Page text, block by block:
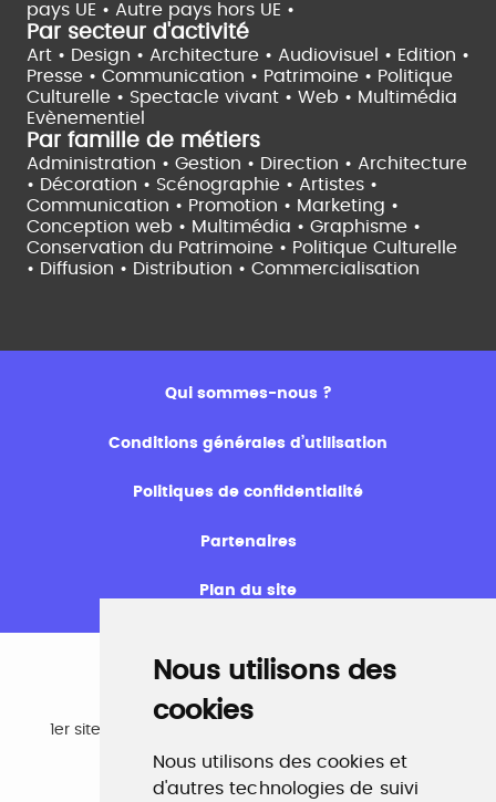
Nous utilisons des
cookies
Nous utilisons des cookies et
d'autres technologies de suivi
pays UE • Autre pays hors UE •
Par secteur d'activité
Art • Design • Architecture • Audiovisuel • Edition •
Presse • Communication • Patrimoine • Politique
Culturelle • Spectacle vivant • Web • Multimédia
Evènementiel
Par famille de métiers
Administration • Gestion • Direction • Architecture
• Décoration • Scénographie • Artistes •
Communication • Promotion • Marketing •
Conception web • Multimédia • Graphisme •
Conservation du Patrimoine • Politique Culturelle
• Diffusion • Distribution • Commercialisation
Qui sommes-nous ?
Conditions générales d’utilisation
Politiques de confidentialité
Partenaires
Plan du site
Emploi
1er site emploi du secteur culturel 784.000 visites et
www.profilculture.com